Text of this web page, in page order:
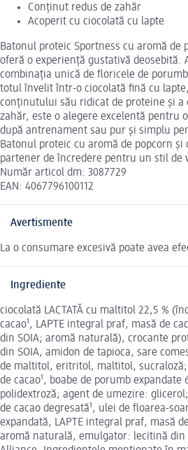
Conținut redus de zahăr
Acoperit cu ciocolată cu lapte
Batonul proteic Sportness cu aromă de
oferă o experiență gustativă deosebită.
combinația unică de floricele de
totul învelit într-o ciocolată fină cu
conținutului său ridicat de proteine și a
zahăr, este o alegere excelentă pentru
după antrenament sau pur și simplu
Batonul proteic cu aromă de popcorn și
partener de încredere pentru un stil de
Număr articol dm: 3087729
EAN: 4067796100112
Avertismente
La o consumare excesivă poate avea
Ingrediente
ciocolată LACTATĂ cu maltitol 22,5 %
cacao¹, LAPTE integral praf, masă de
din SOIA; aromă naturală), crocante
din SOIA, amidon de tapioca, sare
de maltitol, eritritol, maltitol,
de cacao¹, boabe de porumb
polidextroză; agent de umezire:
de cacao degresată¹, ulei de floarea-
expandată, LAPTE integral praf, masă
aromă naturală, emulgator: lecitină din